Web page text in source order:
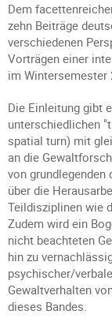
Dem
zehn Beiträge
verschiedenen
Vorträgen einer
im Wintersemester
Die Einleitung gibt
unterschiedlichen
spatial turn) mit
an die
von
über die
Teildisziplinen wie
Zudem wird ein
nicht beachteten
hin zu
psychischer/
Gewaltverhalten
dieses Bandes.